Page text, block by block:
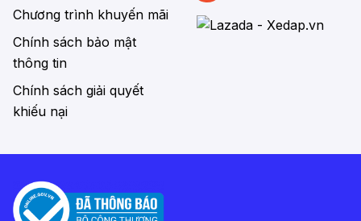
Chương trình khuyến mãi
Chính sách bảo mật
thông tin
Chính sách giải quyết
khiếu nại